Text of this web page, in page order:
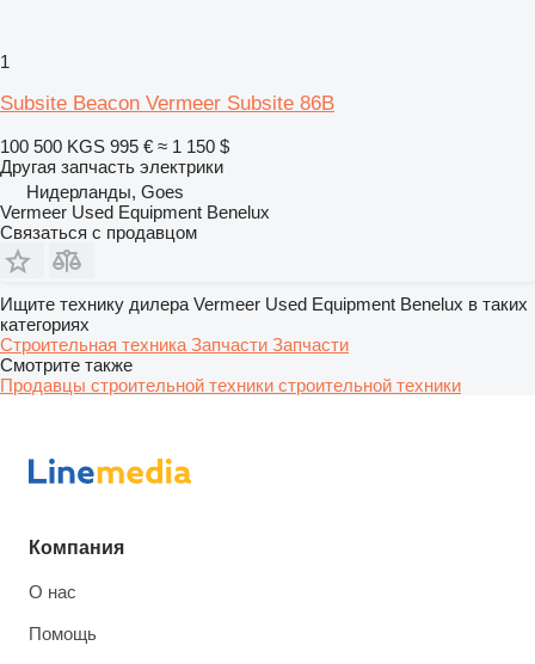
1
Subsite Beacon Vermeer Subsite 86B
100 500 KGS 995 € ≈ 1 150 $
Другая запчасть электрики
Нидерланды, Goes
Vermeer Used Equipment Benelux
Связаться с продавцом
Ищите технику дилера Vermeer Used Equipment Benelux в таких
категориях
Строительная техника Запчасти Запчасти
Смотрите также
Продавцы строительной техники строительной техники
Компания
О нас
Помощь